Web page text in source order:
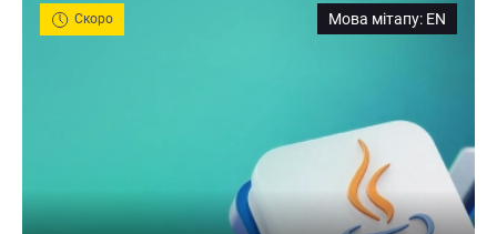
Скоро Мова мітапу: EN